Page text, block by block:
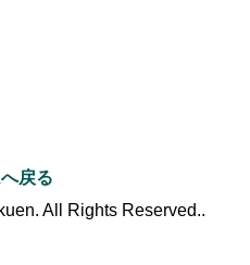
戻る
All Rights Reserved..